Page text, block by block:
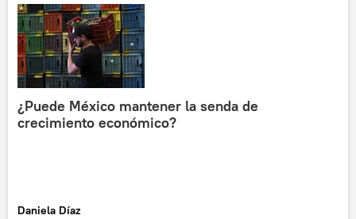
¿Puede México mantener la senda de
crecimiento económico?
Daniela Díaz